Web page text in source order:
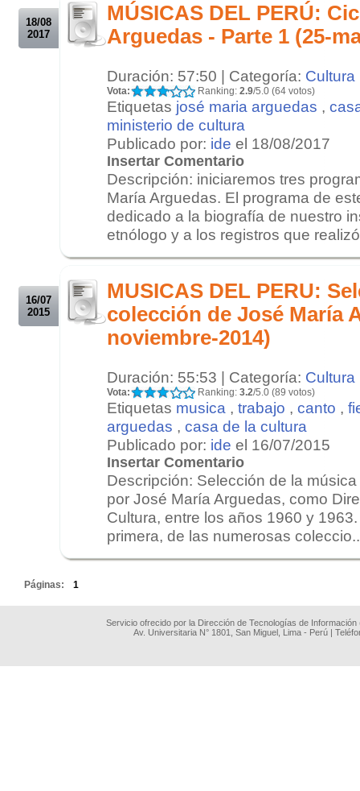
18/08
2017
MÚSICAS DEL PERÚ:
Arguedas - Parte 1 (25-
Duración: 57:50 | Categoría: Cultura
Vota: Ranking: 2.9/5.0 (64 votos)
Etiquetas josé maria arguedas ,
ministerio de cultura
Publicado por: ide el 18/08/2017
Insertar Comentario
Descripción: iniciaremos tres
María Arguedas. El programa de
dedicado a la biografía de nuestro
etnólogo y a los registros que
16/07
2015
MUSICAS DEL PERU:
colección de José María
noviembre-2014)
Duración: 55:53 | Categoría: Cultura
Vota: Ranking: 3.2/5.0 (89 votos)
Etiquetas musica , trabajo , canto ,
arguedas , casa de la cultura
Publicado por: ide el 16/07/2015
Insertar Comentario
Descripción: Selección de la
por José María Arguedas, como
Cultura, entre los años 1960 y
primera, de las numerosas
Páginas: 1
Servicio ofrecido por la Dirección de Tecnologías de
Av. Universitaria N° 1801, San Miguel, Lima - Perú |